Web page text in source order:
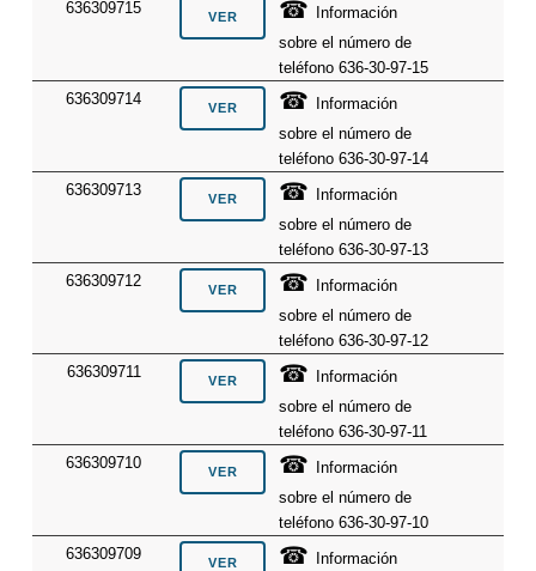
636309715
☎
Información
sobre el número de
teléfono 636-30-97-15
636309714
☎
Información
sobre el número de
teléfono 636-30-97-14
636309713
☎
Información
sobre el número de
teléfono 636-30-97-13
636309712
☎
Información
sobre el número de
teléfono 636-30-97-12
636309711
☎
Información
sobre el número de
teléfono 636-30-97-11
636309710
☎
Información
sobre el número de
teléfono 636-30-97-10
636309709
☎
Información